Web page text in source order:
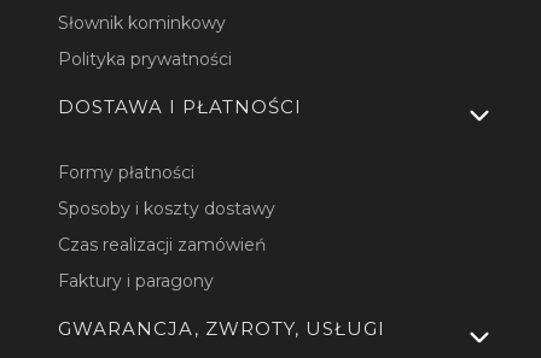
Słownik kominkowy
Polityka prywatności
DOSTAWA I PŁATNOŚCI
Formy płatności
Sposoby i koszty dostawy
Czas realizacji zamówień
Faktury i paragony
GWARANCJA, ZWROTY, USŁUGI